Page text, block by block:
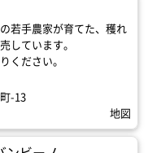
若手農家が育てた、穫れ
しています。
ください。
-13
地図